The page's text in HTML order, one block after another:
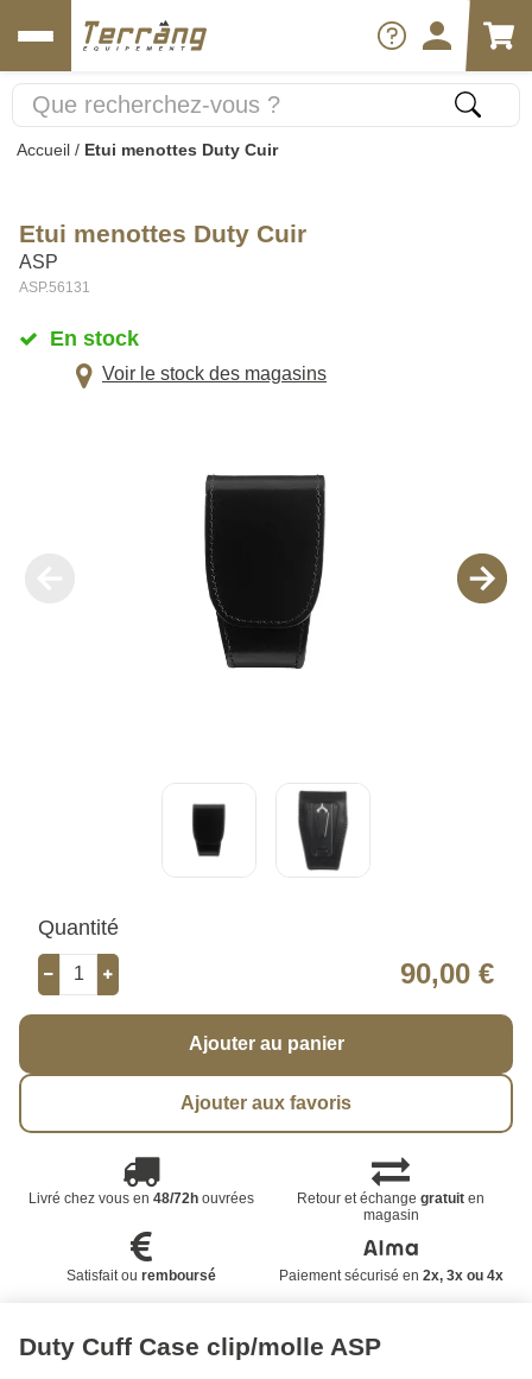
Accueil / Etui menottes Duty Cuir
Etui menottes Duty Cuir
ASP
ASP.56131
En stock
Voir le stock des magasins
Quantité
90,00 €
Ajouter au panier
Ajouter aux favoris
Livré chez vous en 48/72houvrées Retour et échangegratuit en
magasin
Satisfait ou remboursé Paiement sécurisé en 2x, 3x ou 4x
Duty Cuff Case clip/molle ASP